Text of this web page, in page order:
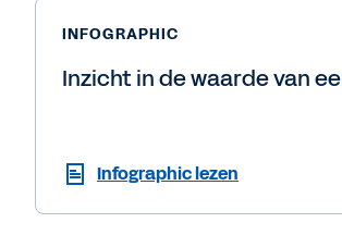
INFOGRAPHIC
Inzicht in de waarde van
Infographic lezen